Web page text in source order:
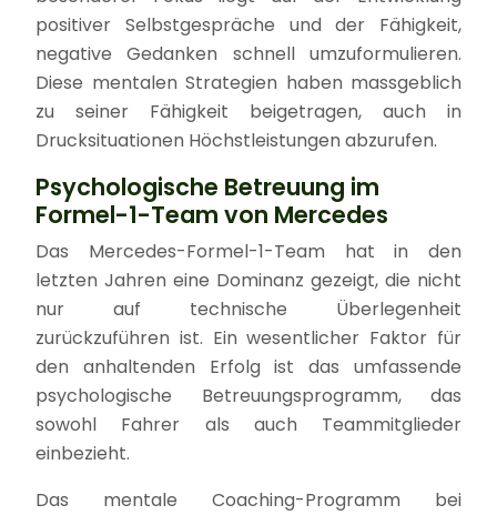
positiver Selbstgespräche und der Fähigkeit,
negative Gedanken schnell umzuformulieren.
Diese mentalen Strategien haben massgeblich
zu seiner Fähigkeit beigetragen, auch in
Drucksituationen Höchstleistungen abzurufen.
Psychologische Betreuung im
Formel-1-Team von Mercedes
Das Mercedes-Formel-1-Team hat in den
letzten Jahren eine Dominanz gezeigt, die nicht
nur auf technische Überlegenheit
zurückzuführen ist. Ein wesentlicher Faktor für
den anhaltenden Erfolg ist das umfassende
psychologische Betreuungsprogramm, das
sowohl Fahrer als auch Teammitglieder
einbezieht.
Das mentale Coaching-Programm bei